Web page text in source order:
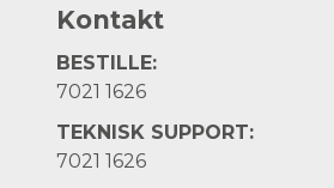
Kontakt
BESTILLE:
7021 1626
TEKNISK SUPPORT:
7021 1626